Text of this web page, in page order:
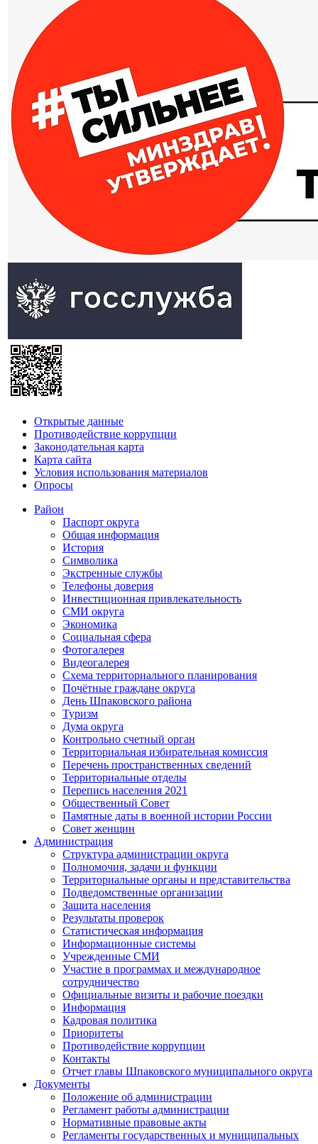
Открытые данные
Противодействие коррупции
Законодательная карта
Карта сайта
Условия использования материалов
Опросы
Район
Паспорт округа
Общая информация
История
Символика
Экстренные службы
Телефоны доверия
Инвестиционная привлекательность
СМИ округа
Экономика
Социальная сфера
Фотогалерея
Видеогалерея
Схема территориального планирования
Почётные граждане округа
День Шпаковского района
Туризм
Дума округа
Контрольно счетный орган
Территориальная избирательная комиссия
Перечень пространственных сведений
Территориальные отделы
Перепись населения 2021
Общественный Совет
Памятные даты в военной истории России
Совет женщин
Администрация
Структура администрации округа
Полномочия, задачи и функции
Территориальные органы и представительства
Подведомственные организации
Защита населения
Результаты проверок
Статистическая информация
Информационные системы
Учрежденные СМИ
Участие в программах и международное
сотрудничество
Официальные визиты и рабочие поездки
Информация
Кадровая политика
Приоритеты
Противодействие коррупции
Контакты
Отчет главы Шпаковского муниципального округа
Документы
Положение об администрации
Регламент работы администрации
Нормативные правовые акты
Регламенты государственных и муниципальных